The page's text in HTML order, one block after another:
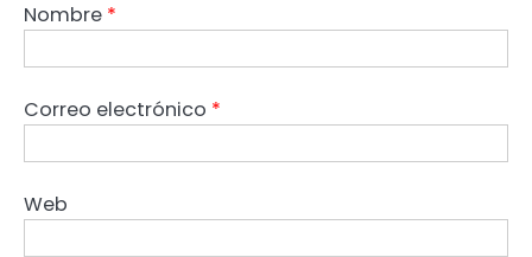
Nombre *
Correo electrónico *
Web